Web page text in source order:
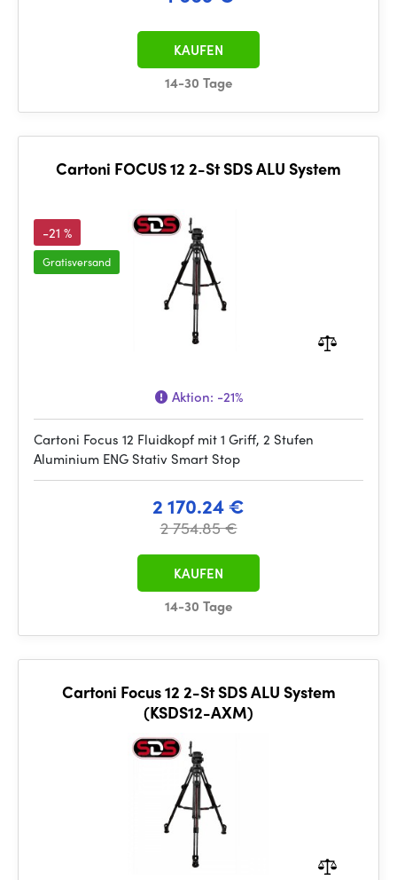
14-30 Tage
KAUFEN
Cartoni FOCUS 12 2-St SDS ALU System
-21 %
Gratisversand
Aktion: -21%
Cartoni Focus 12 Fluidkopf mit 1 Griff, 2 Stufen
Aluminium ENG Stativ Smart Stop
2 170.24 €
2 754.85 €
14-30 Tage
KAUFEN
Cartoni Focus 12 2-St SDS ALU System
(KSDS12-AXM)